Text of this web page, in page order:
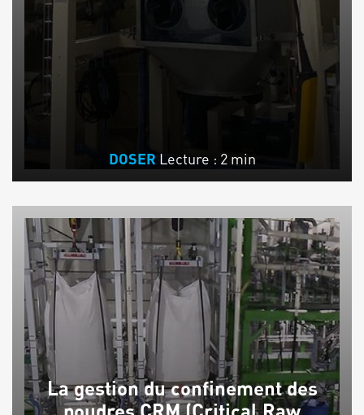
DOSER Lecture : 2 min
La gestion du confinement des